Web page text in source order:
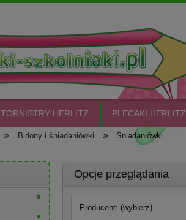
TORNISTRY HERLITZ PLECAKI HERLITZ
» Bidony i śniadaniówki » Śniadaniówki
Opcje przeglądania
Producent: (wybierz)